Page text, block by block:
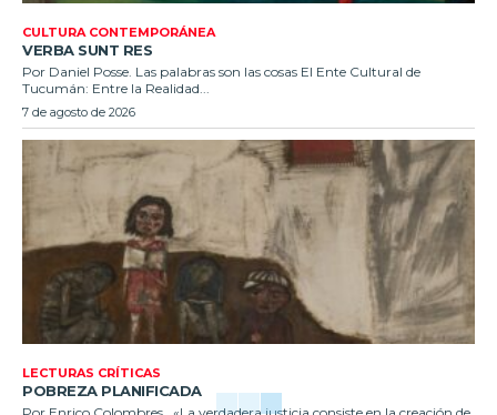
CULTURA CONTEMPORÁNEA
VERBA SUNT RES
Por Daniel Posse. Las palabras son las cosas El Ente Cultural de
Tucumán: Entre la Realidad...
7 de agosto de 2026
LECTURAS CRÍTICAS
POBREZA PLANIFICADA